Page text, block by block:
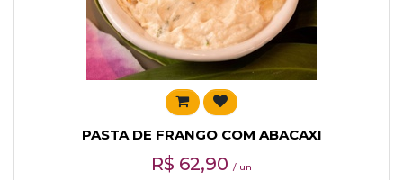
PASTA DE FRANGO COM ABACAXI
R$ 62,90 / un